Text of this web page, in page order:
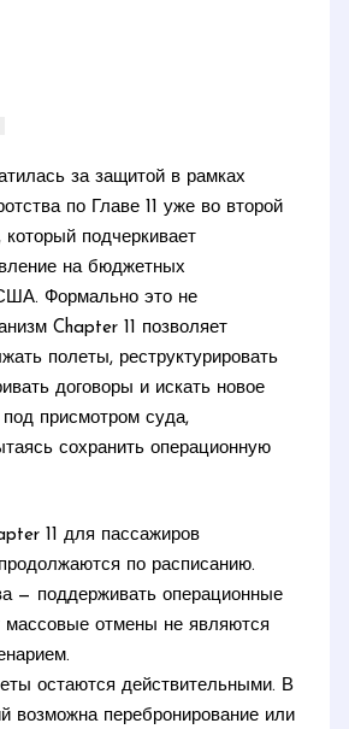
за защитой в рамках
по Главе 11 уже во второй
подчеркивает
на бюджетных
Формально это не
Chapter 11 позволяет
полеты, реструктурировать
договоры и искать новое
присмотром суда,
сохранить операционную
11 для пассажиров
по расписанию.
— поддерживать операционные
массовые отмены не являются
остаются действительными. В
возможна перебронирование или